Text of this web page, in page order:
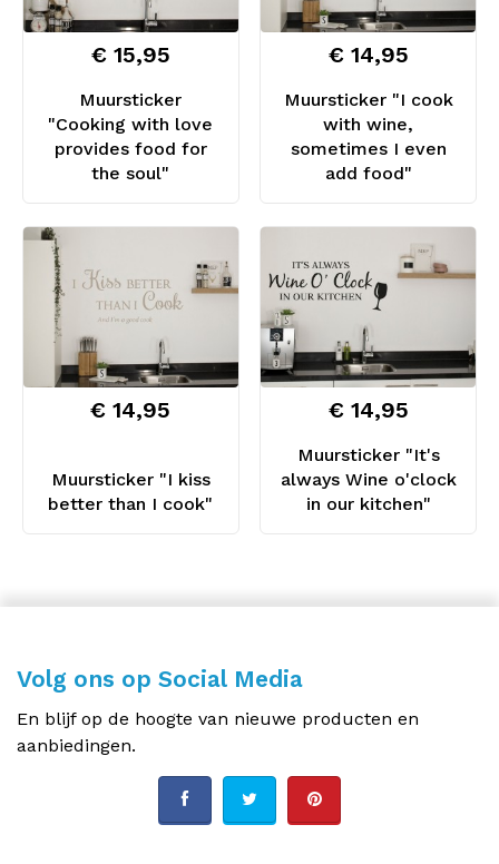
Muursticker
"Cooking with love
provides food for
the soul"
€ 15,95
Muursticker "I cook
with wine,
sometimes I even
add food"
€ 14,95
Muursticker "I kiss
better than I cook"
€ 14,95
Muursticker "It's
always Wine o'clock
in our kitchen"
€ 14,95
Volg ons op Social Media
En blijf op de hoogte van nieuwe producten en
aanbiedingen.